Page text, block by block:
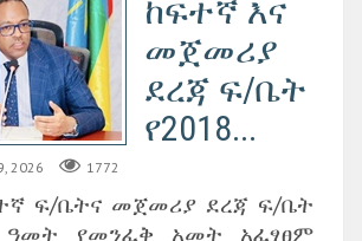
ከፍተኛ እና
መጀመሪያ
ደረጃ ፍ/ቤት
የ2018...
2026 1772
ፍ/ቤትና መጀመሪያ ደረጃ ፍ/ቤት
ዓመት የመንፈቅ አመት አፈፃፀም